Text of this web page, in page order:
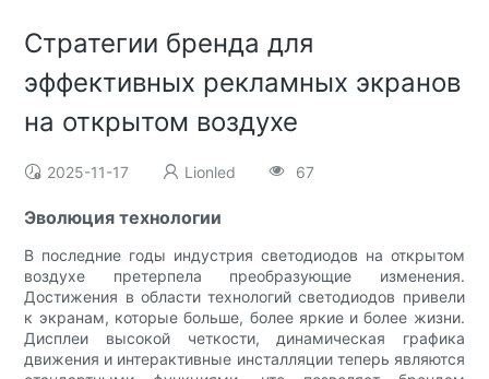
Стратегии бренда для
эффективных рекламных экранов
на открытом воздухе
2025-11-17 Lionled 67
Эволюция технологии
В последние годы индустрия светодиодов на открытом
воздухе претерпела преобразующие изменения.
Достижения в области технологий светодиодов привели
к экранам, которые больше, более яркие и более жизни.
Дисплеи высокой четкости, динамическая графика
движения и интерактивные инсталляции теперь являются